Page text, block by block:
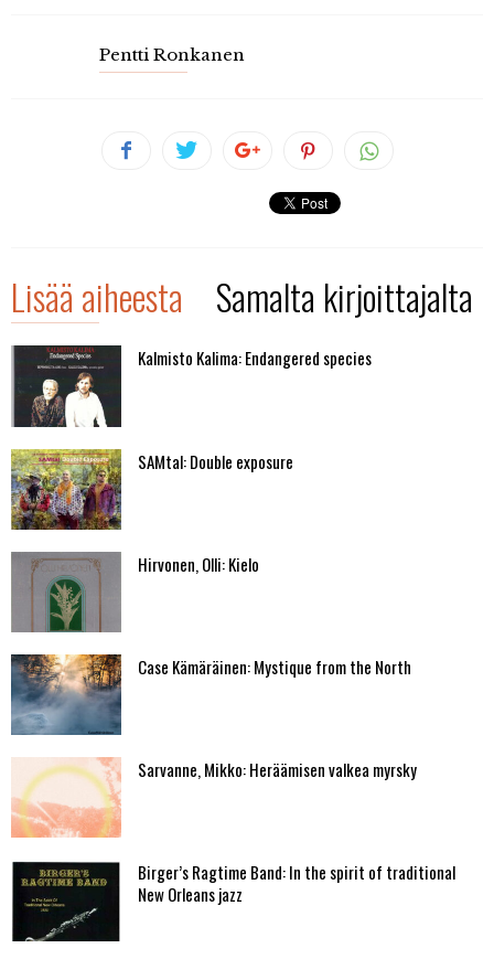
Pentti Ronkanen
Lisää aiheesta Samalta kirjoittajalta
Kalmisto Kalima: Endangered species
SAMtal: Double exposure
Hirvonen, Olli: Kielo
Case Kämäräinen: Mystique from the North
Sarvanne, Mikko: Heräämisen valkea myrsky
Birger’s Ragtime Band: In the spirit of traditional
New Orleans jazz